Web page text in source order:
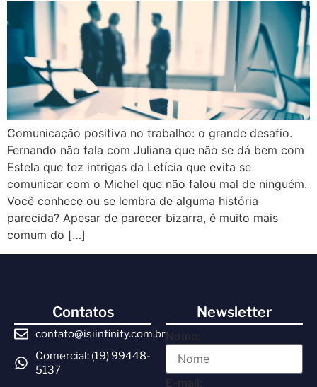
Comunicação positiva no trabalho: o grande desafio.
Fernando não fala com Juliana que não se dá bem com
Estela que fez intrigas da Letícia que evita se
comunicar com o Michel que não falou mal de ninguém.
Você conhece ou se lembra de alguma história
parecida? Apesar de parecer bizarra, é muito mais
comum do […]
Contatos
contato@isiinfinity.com.br
Comercial: (19) 99448-
5137
Newsletter
Nome:
E-mail: